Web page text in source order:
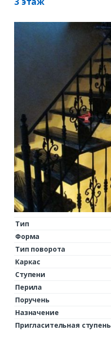
Тип
Форма
Тип поворота
Каркас
Ступени
Перила
Поручень
Назначение
Пригласительная ступень